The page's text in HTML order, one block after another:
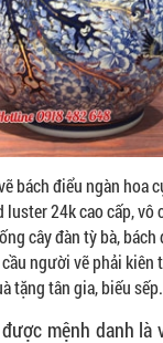
bách điểu ngàn hoa
24k cao cấp, vô
cây đàn tỳ bà, bách
người vẽ phải kiên
tặng tân gia, biếu sếp.
mệnh danh là